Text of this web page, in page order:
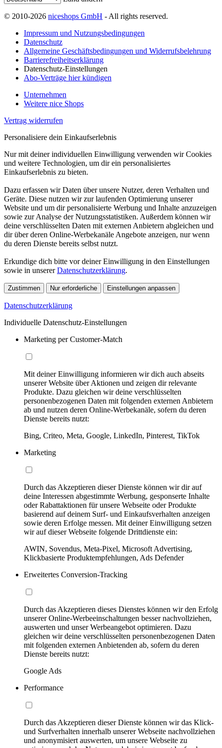
© 2010-2026 niceshops GmbH - All rights reserved.
Impressum und Nutzungsbedingungen
Datenschutz
Allgemeine Geschäftsbedingungen und Widerrufsbelehrung
Barrierefreiheitserklärung
Datenschutz-Einstellungen
Abo-Verträge hier kündigen
Unternehmen
Weitere nice Shops
Vertrag widerrufen
Personalisiere dein Einkaufserlebnis
Nur mit deiner individuellen Einwilligung verwenden wir Cookies
und weitere Technologien, um dir ein personalisiertes
Einkaufserlebnis zu bieten.
Dazu erfassen wir Daten über unsere Nutzer, deren Verhalten und
Geräte. Diese nutzen wir zur laufenden Optimierung unserer
Website und um dir personalisierte Werbung und Inhalte anzuzeigen
sowie zur Analyse der Nutzungsstatistiken. Außerdem können wir
deine verschlüsselten Daten mit externen Anbietern abgleichen und
dir über deren Online-Werbekanäle Angebote anzeigen, nur wenn
du deren Dienste bereits selbst nutzt.
Erkundige dich bitte vor deiner Einwilligung in den Einstellungen
sowie in unsererDatenschutzerklärung.
Zustimmen Nur erforderliche Einstellungen anpassen
Datenschutzerklärung
Individuelle Datenschutz-Einstellungen
Marketing per Customer-Match
Mit deiner Einwilligung informieren wir dich auch abseits
unserer Website über Aktionen und zeigen dir relevante
Produkte. Dazu gleichen wir deine verschlüsselten
personenbezogenen Daten mit folgenden externen Anbietern
ab und nutzen deren Online-Werbekanäle, sofern du deren
Dienste bereits nutzt:
Bing, Criteo, Meta, Google, LinkedIn, Pinterest, TikTok
Marketing
Durch das Akzeptieren dieser Dienste können wir dir auf
deine Interessen abgestimmte Werbung, gesponserte Inhalte
oder Rabattaktionen für unsere Webseite oder Produkte
basierend auf deinem Surf- und Einkaufsverhalten anzeigen
sowie deren Erfolge messen. Mit deiner Einwilligung setzen
wir auf dieser Webseite folgende Drittdienste ein:
AWIN, Sovendus, Meta-Pixel, Microsoft Advertising,
Klickbasierte Produktempfehlungen, Ads Defender
Erweitertes Conversion-Tracking
Durch das Akzeptieren dieses Dienstes können wir den Erfolg
unserer Online-Werbeeinschaltungen besser nachvollziehen,
auswerten und unser Werbeangebot optimieren. Dazu
gleichen wir deine verschlüsselten personenbezogenen Daten
mit folgenden externen Anbietenden ab, sofern du deren
Dienste bereits nutzt:
Google Ads
Performance
Durch das Akzeptieren dieser Dienste können wir das Klick-
und Surfverhalten innerhalb unserer Webseite nachvollziehen
und anonymisiert auswerten, um unsere Webseite zu